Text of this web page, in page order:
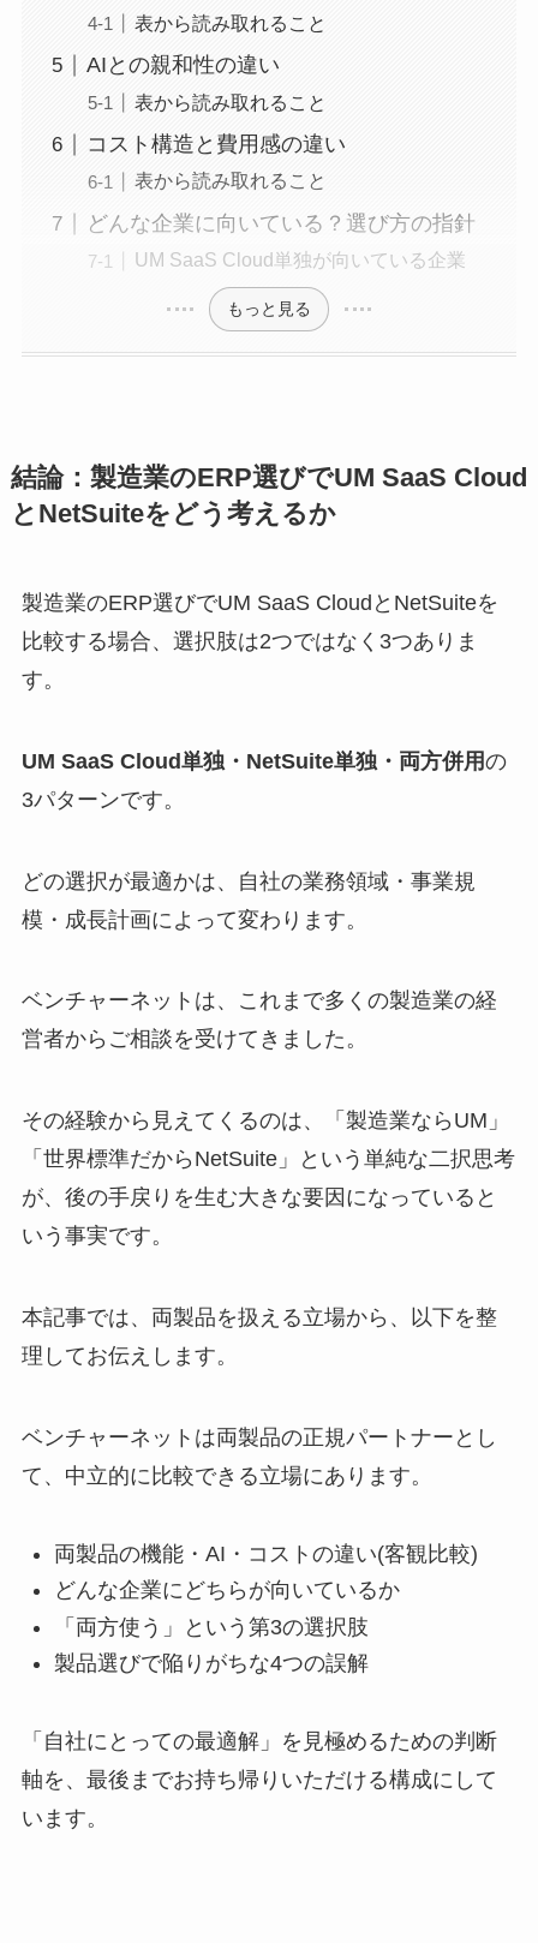
表から読み取れること
AIとの親和性の違い
表から読み取れること
コスト構造と費用感の違い
表から読み取れること
どんな企業に向いている？選び方の指針
UM SaaS Cloud単独が向いている企業
もっと見る
結論：製造業のERP選びでUM SaaS Cloud
とNetSuiteをどう考えるか
製造業のERP選びでUM SaaS CloudとNetSuiteを
比較する場合、選択肢は2つではなく3つありま
す。
UM SaaS Cloud単独・NetSuite単独・両方併用の
3パターンです。
どの選択が最適かは、自社の業務領域・事業規
模・成長計画によって変わります。
ベンチャーネットは、これまで多くの製造業の経
営者からご相談を受けてきました。
その経験から見えてくるのは、「製造業ならUM」
「世界標準だからNetSuite」という単純な二択思考
が、後の手戻りを生む大きな要因になっていると
いう事実です。
本記事では、両製品を扱える立場から、以下を整
理してお伝えします。
ベンチャーネットは両製品の正規パートナーとし
て、中立的に比較できる立場にあります。
両製品の機能・AI・コストの違い(客観比較)
どんな企業にどちらが向いているか
「両方使う」という第3の選択肢
製品選びで陥りがちな4つの誤解
「自社にとっての最適解」を見極めるための判断
軸を、最後までお持ち帰りいただける構成にして
います。